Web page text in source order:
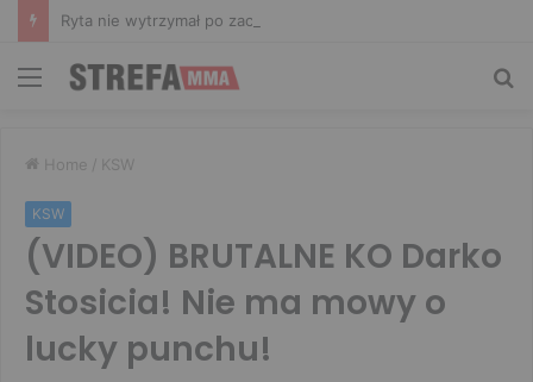
Menu
Home / KSW
KSW
(VIDEO) BRUTALNE KO Darko
Stosicia! Nie ma mowy o
lucky punchu!